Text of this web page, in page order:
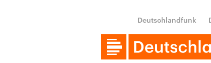
Deutschlandfunk